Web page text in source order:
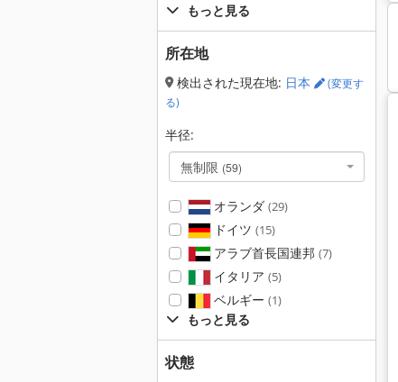
もっと見る
所在地
検出された現在地: 日本
(変更す
る)
半径:
無制限 (59)
オランダ (29)
ドイツ (15)
アラブ首長国連邦 (7)
イタリア (5)
ベルギー (1)
もっと見る
状態
木材 運搬 トレーラー